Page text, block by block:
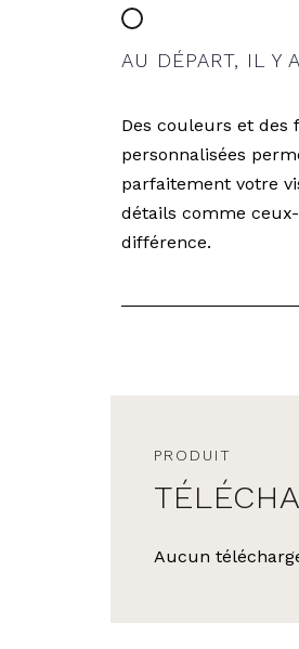
AU DÉPART, IL Y
Des couleurs et des
personnalisées
parfaitement votre
détails comme
différence.
PRODUIT
Aucun